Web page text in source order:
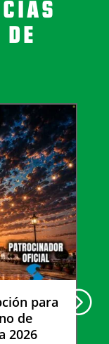
DE
para
de
2026